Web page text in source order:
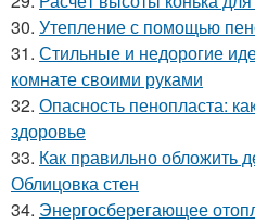
30. Утепление с помощью
31. Стильные и недорогие
комнате своими руками
32. Опасность пенопласта:
здоровье
33. Как правильно обложить
Облицовка стен
34. Энергосберегающее